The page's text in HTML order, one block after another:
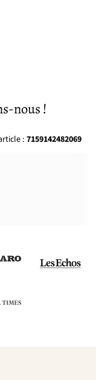
nous !
: 7159142482069